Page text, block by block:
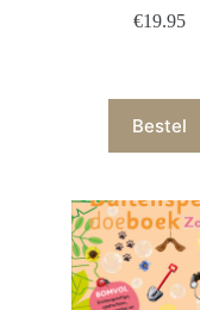
€19.95
Bestel